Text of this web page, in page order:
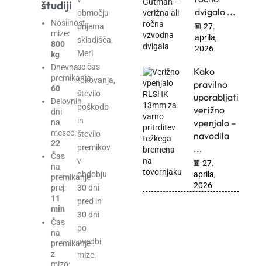
študiji
Nosilnost
mize:
800
kg
Dnevna
premikanja:
60
Delovnih
dni
na
mesec:
22
Čas
na
premikanje
prej:
11
min
Čas
na
premikanje
z
mizo:
območju
prijema
skladišča.
Meri
se čas
rokovanja,
število
poškodb
in
število
premikov
v
obdobju
30 dni
pred in
30 dni
po
uvedbi
mize.
dvigalo ...
27.
aprila,
2026
Kako
pravilno
uporabljati
verižno
vpenjalo –
navodila
...
27.
aprila,
2026